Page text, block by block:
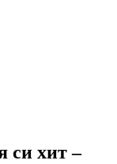
си хит –